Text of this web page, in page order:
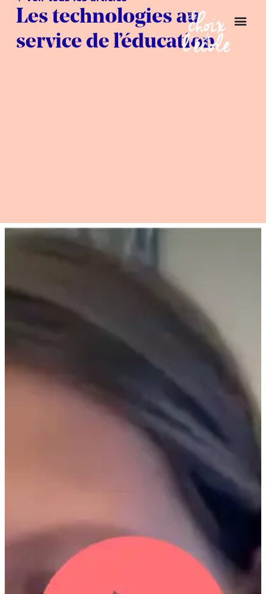
Les technologies au
service de l’éducation